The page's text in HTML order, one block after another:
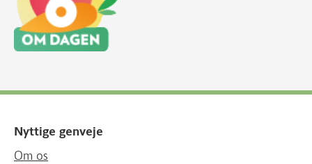
Nyttige genveje
Om os